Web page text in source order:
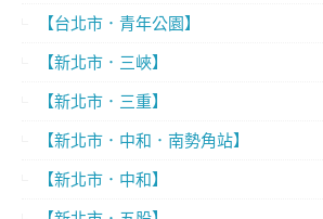
【台北市．青年公園】
【新北市．三峽】
【新北市．三重】
【新北市．中和．南勢角站】
【新北市．中和】